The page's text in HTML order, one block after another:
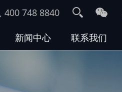
新闻中心 联系我们
400 748 8840